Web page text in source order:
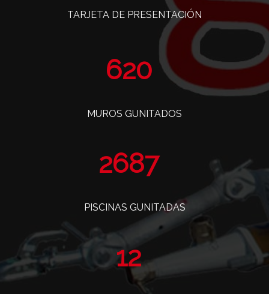
TARJETA DE PRESENTACIÓN
766
MUROS GUNITADOS
3322
PISCINAS GUNITADAS
14